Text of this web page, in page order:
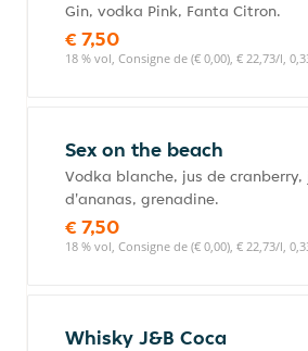
Gin, vodka Pink, Fanta Citron.
€ 7,50
18 % vol, Consigne de (€ 0,00), € 22,73/l,
Sex on the beach
Vodka blanche, jus de cranberry,
d'ananas, grenadine.
€ 7,50
18 % vol, Consigne de (€ 0,00), € 22,73/l,
Whisky J&B Coca